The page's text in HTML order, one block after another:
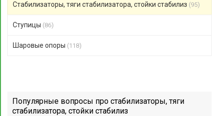
Стабилизаторы, тяги стабилизатора, стойки стабилиз (95)
Ступицы (86)
Шаровые опоры (118)
Популярные вопросы про стабилизаторы, тяги
стабилизатора, стойки стабилиз